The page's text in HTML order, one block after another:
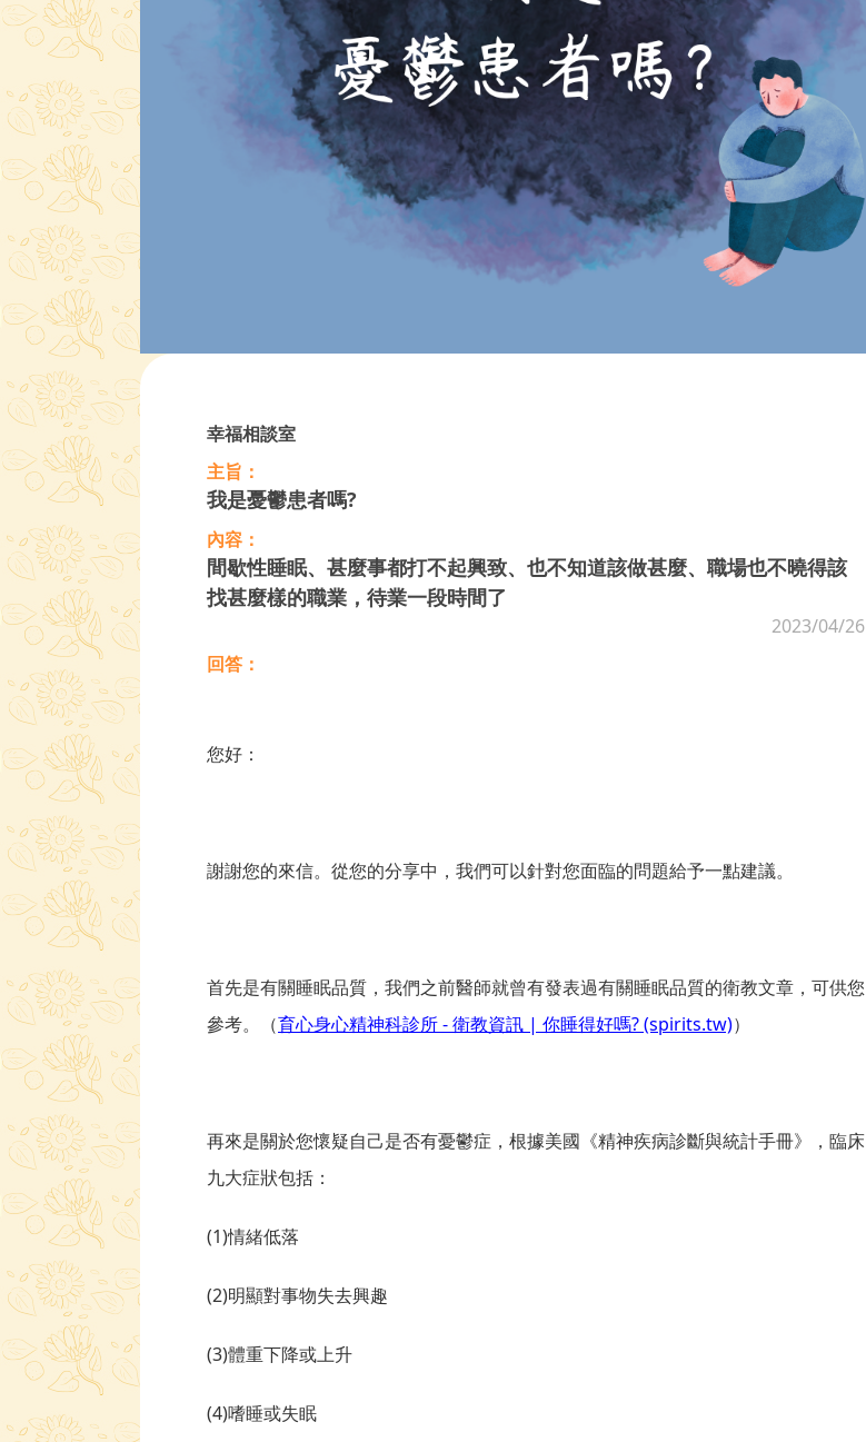
幸福相談室
主旨：
我是憂鬱患者嗎?
內容：
間歇性睡眠、甚麼事都打不起興致、也不知道該做甚麼、職場也不曉得該
找甚麼樣的職業，待業一段時間了
2023/04/26
回答：
您好：
謝謝您的來信。從您的分享中，我們可以針對您面臨的問題給予一點建議。
首先是有關睡眠品質，我們之前醫師就曾有發表過有關睡眠品質的衛教文章，可供您
參考。（育心身心精神科診所 - 衛教資訊 | 你睡得好嗎? (spirits.tw)）
再來是關於您懷疑自己是否有憂鬱症，根據美國《精神疾病診斷與統計手冊》，臨床
九大症狀包括：
(1)情緒低落
(2)明顯對事物失去興趣
(3)體重下降或上升
(4)嗜睡或失眠